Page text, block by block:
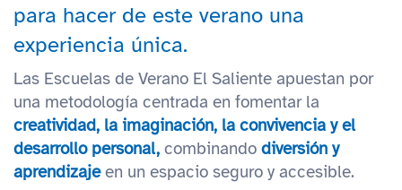
para hacer de este verano una
experiencia única.
Las Escuelas de Verano El Saliente apuestan por
una metodología centrada en fomentar la
creatividad, la imaginación, la convivencia y el
desarrollo personal, combinando diversión y
aprendizajeen un espacio seguro y accesible.